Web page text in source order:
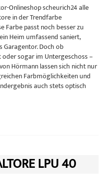
Onlineshop scheurich24 alle
in der Trendfarbe
Farbe passt noch besser zu
Heim umfassend saniert,
Garagentor. Doch ob
sogar im Untergeschoss –
Hörmann lassen sich nicht nur
Farbmöglichkeiten und
auch stets optisch
LPU 40